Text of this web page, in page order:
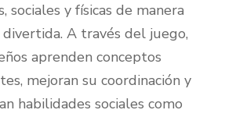
sociales y físicas de manera
A través del juego,
aprenden conceptos
mejoran su coordinación y
habilidades sociales como